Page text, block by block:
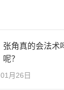
张角真的会法术
呢？
01月26日